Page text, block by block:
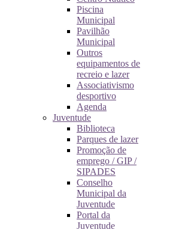
Piscina
Municipal
Pavilhão
Municipal
Outros
equipamentos de
recreio e lazer
Associativismo
desportivo
Agenda
Juventude
Biblioteca
Parques de lazer
Promoção de
emprego / GIP /
SIPADES
Conselho
Municipal da
Juventude
Portal da
Juventude